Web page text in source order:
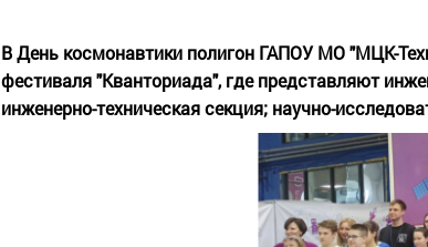
В День космонавтики полигон ГАПОУ МО "МЦК-
фестиваля "Кванториада", где представляют
инженерно-техническая секция; научно-